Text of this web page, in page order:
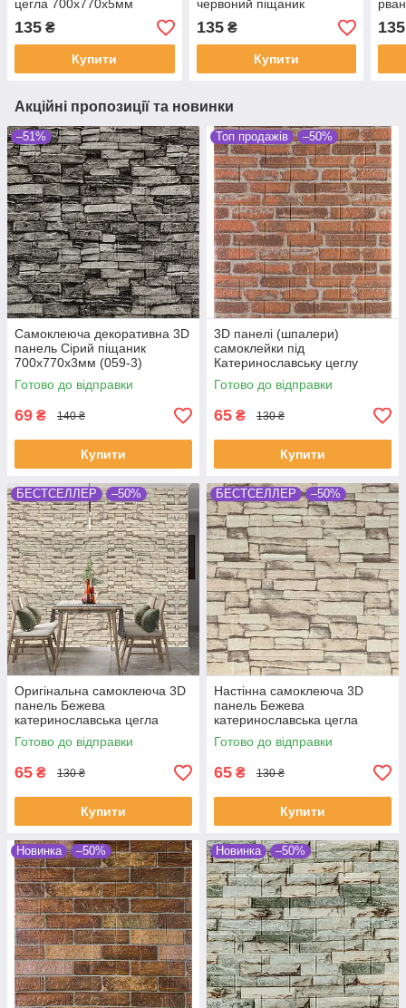
цегла 700x770x5мм
135 ₴
Купити
червоний піщаник
700х770х5мм (058)
135₴
Купити
135
Акційні пропозиції та новинки
–51%
Самоклеюча декоративна 3D
панель Сірий піщаник
700x770x3мм (059-3)
Готово до відправки
69 ₴ 140 ₴
Купити
Топ продажів –50%
3D панелі (шпалери)
самоклейки під
Катеринославську цеглу
700х770х3 мм Рудий
Готово до відправки
65 ₴ 130 ₴
Купити
БЕСТСЕЛЛЕР –50%
Оригінальна самоклеюча 3D
панель Бежева
катеринославська цегла
700x770x3мм
Готово до відправки
65 ₴ 130 ₴
Купити
БЕСТСЕЛЛЕР –50%
Настінна самоклеюча 3D
панель Бежева
катеринославська цегла
700x770x2мм
Готово до відправки
65 ₴ 130 ₴
Купити
Новинка –50% Новинка –50%